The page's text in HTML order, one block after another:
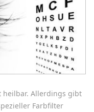
heilbar. Allerdings gibt
Farbfilter